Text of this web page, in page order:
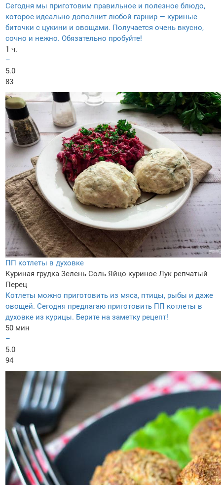
Сегодня мы приготовим правильное и полезное блюдо,
которое идеально дополнит любой гарнир — куриные
биточки с цукини и овощами. Получается очень вкусно,
сочно и нежно. Обязательно пробуйте!
1 ч.
–
5.0
83
ПП котлеты в духовке
Куриная грудка Зелень Соль Яйцо куриное Лук репчатый
Перец
Котлеты можно приготовить из мяса, птицы, рыбы и даже
овощей. Сегодня предлагаю приготовить ПП котлеты в
духовке из курицы. Берите на заметку рецепт!
50 мин
–
5.0
94